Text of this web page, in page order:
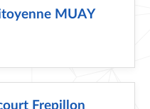
MUAY
Frepillon